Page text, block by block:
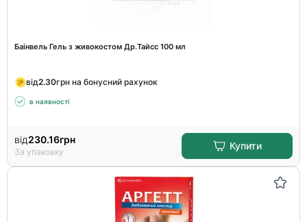
Баінвель Гель з живокостом Др.Тайсс 100 мл
від2.30грн на бонусний рахунок
в наявності
від230.16грн
За упаковку
Купити